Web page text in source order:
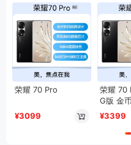
荣耀 70 Pro
¥3099
荣耀 70
G版 金币
¥3399